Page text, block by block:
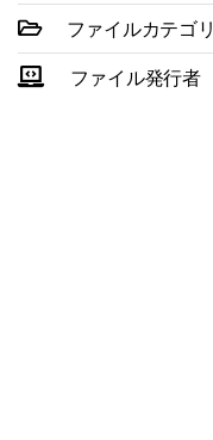
ファイルカテゴリ
ファイル発行者